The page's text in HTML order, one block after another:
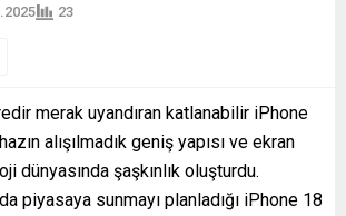
23
merak uyandıran katlanabilir iPhone
alışılmadık geniş yapısı ve ekran
dünyasında şaşkınlık oluşturdu.
piyasaya sunmayı planladığı iPhone 18